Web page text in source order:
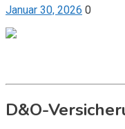
Januar 30, 2026 0
D&O-